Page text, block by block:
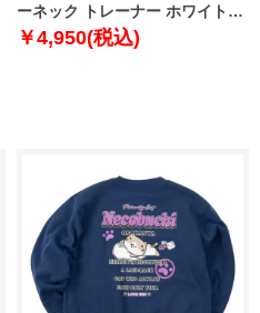
ーネック トレーナー ホワイト杢
1258-5356-1 3L 4L 5L 6L 8L
￥4,950(税込)